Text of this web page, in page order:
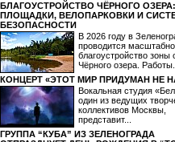
БЛАГОУСТРОЙСТВО ЧЁРНОГО
ПЛОЩАДКИ, ВЕЛОПАРКОВКИ И
БЕЗОПАСНОСТИ
В 2026 году в
проводится
благоустройство зоны
Чёрного озера. Работы...
КОНЦЕРТ «ЭТОТ МИР ПРИДУМАН НЕ
Вокальная студия
один из ведущих
коллективов Москвы,
представит...
ГРУППА “КУБА” ИЗ ЗЕЛЕНОГРАДА